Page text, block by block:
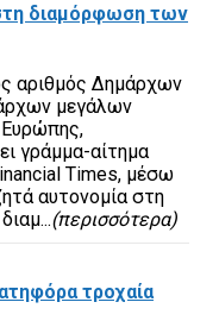
διαμόρφωση των
αριθμός Δημάρχων
μεγάλων
γράμμα-αίτημα
Times, μέσω
αυτονομία στη
(περισσότερα)
τροχαία